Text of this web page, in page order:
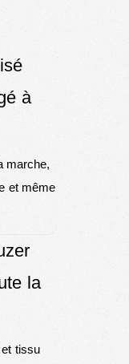
à
marche,
et même
la
tissu